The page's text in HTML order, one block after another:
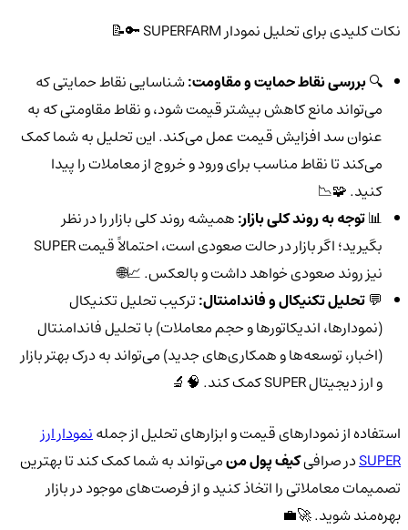
نکات کلیدی برای تحلیل نمودار SUPERFARM 🔑📝
🔍بررسی نقاط حمایت و مقاومت:شناسایی نقاط حمایتی که
می‌تواند مانع کاهش بیشتر قیمت شود، و نقاط مقاومتی که به
عنوان سد افزایش قیمت عمل می‌کند. این تحلیل به شما کمک
می‌کند تا نقاط مناسب برای ورود و خروج از معاملات را پیدا
کنید. 🧩📉
📊توجه به روند کلی بازار:همیشه روند کلی بازار را در نظر
بگیرید؛ اگر بازار در حالت صعودی است، احتمالاً قیمت SUPER
نیز روند صعودی خواهد داشت و بالعکس. 📈🌐
💬تحلیل تکنیکال و فاندامنتال:ترکیب تحلیل تکنیکال
(نمودارها، اندیکاتورها و حجم معاملات) با تحلیل فاندامنتال
(اخبار، توسعه‌ها و همکاری‌های جدید) می‌تواند به درک بهتر بازار
و ارز دیجیتال SUPER کمک کند. 🧠🔬
استفاده از نمودارهای قیمت و ابزارهای تحلیل از جملهنمودار ارز
SUPERدر صرافیکیف پول منمی‌تواند به شما کمک کند تا بهترین
تصمیمات معاملاتی را اتخاذ کنید و از فرصت‌های موجود در بازار
بهره‌مند شوید. 🚀💼